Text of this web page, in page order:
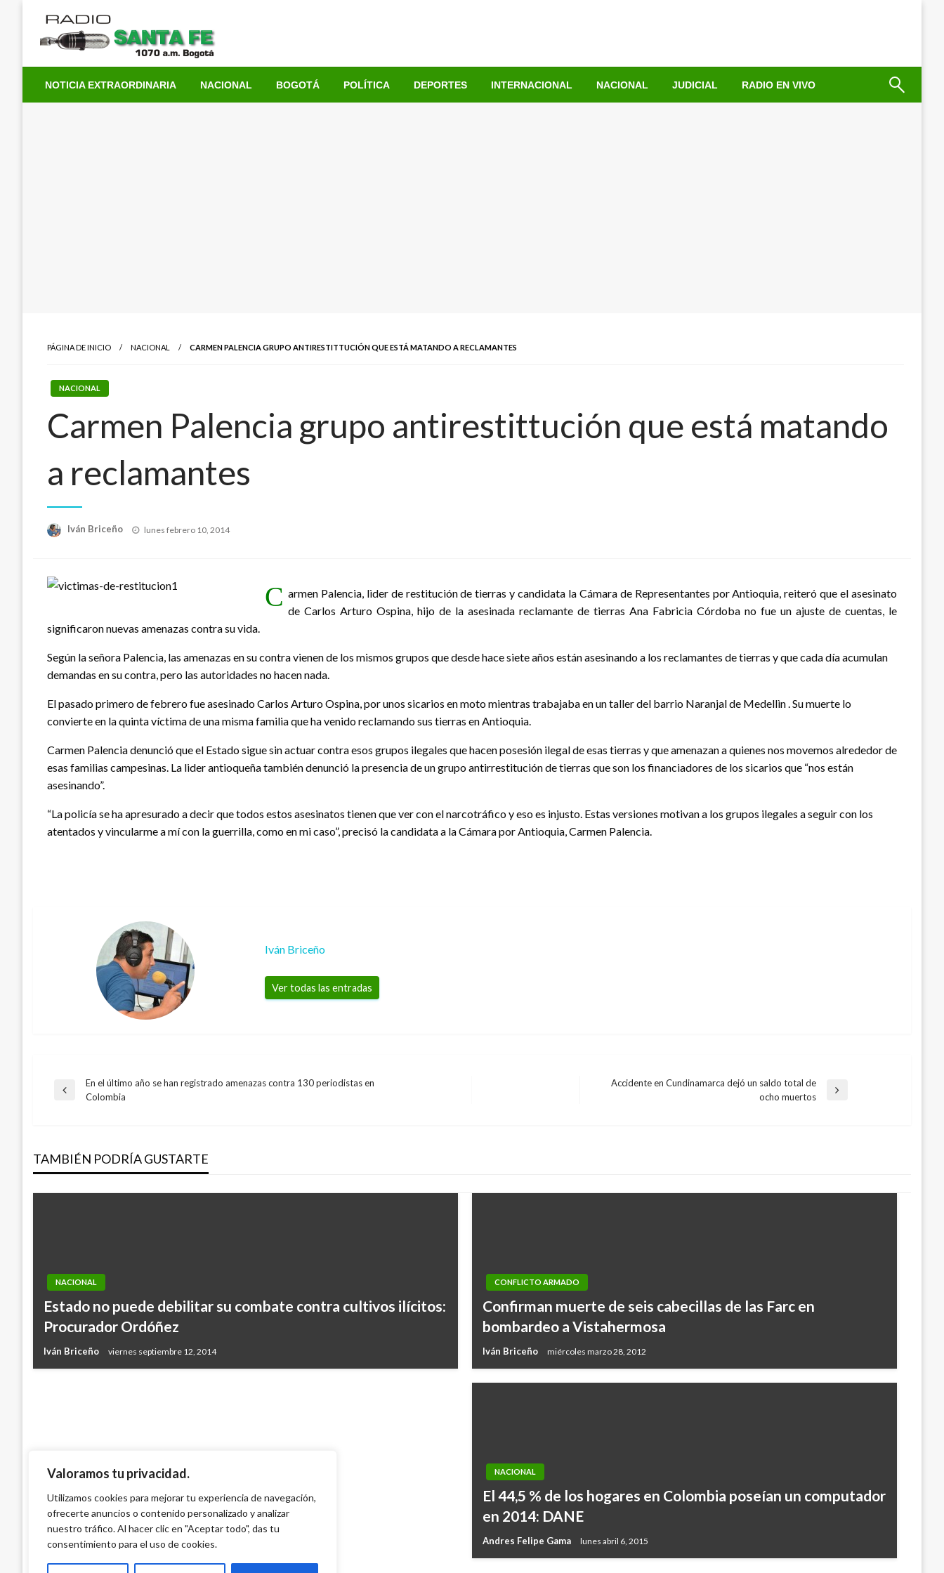
Valoramos tu privacidad.
Utilizamos cookies para mejorar tu experiencia de navegación,
ofrecerte anuncios o contenido personalizado y analizar
nuestro tráfico. Al hacer clic en "Aceptar todo", das tu
consentimiento para el uso de cookies.
contenido
NOTICIA EXTRAORDINARIA NACIONAL BOGOTÁ POLÍTICA DEPORTES INTERNACIONAL NACIONAL JUDICIAL RADIO EN VIVO
PÁGINA DE INICIO NACIONAL CARMEN PALENCIA GRUPO ANTIRESTITTUCIÓN QUE ESTÁ MATANDO A RECLAMANTES
NACIONAL
Carmen Palencia grupo antirestittución que está matando
a reclamantes
Iván Briceño
Publicado
lunes febrero 10, 2014
C armen Palencia, lìder de restitución de tierras y candidata la Cámara de Representantes por Antioquia, reiteró que el asesinato
de Carlos Arturo Ospina, hijo de la asesinada reclamante de tierras Ana Fabricia Córdoba no fue un ajuste de cuentas, le
significaron nuevas amenazas contra su vida.
Según la señora Palencia, las amenazas en su contra vienen de los mismos grupos que desde hace siete años están asesinando a los reclamantes de tierras y que cada día acumulan
demandas en su contra, pero las autoridades no hacen nada.
El pasado primero de febrero fue asesinado Carlos Arturo Ospina, por unos sicarios en moto mientras trabajaba en un taller del barrio Naranjal de Medellìn . Su muerte lo
convierte en la quinta víctima de una misma familia que ha venido reclamando sus tierras en Antioquia.
Carmen Palencia denunció que el Estado sigue sin actuar contra esos grupos ilegales que hacen posesión ilegal de esas tierras y que amenazan a quienes nos movemos alrededor de
esas familias campesinas. La lider antioqueña también denunció la presencia de un grupo antirrestitución de tierras que son los financiadores de los sicarios que “nos están
asesinando”.
“La policía se ha apresurado a decir que todos estos asesinatos tienen que ver con el narcotráfico y eso es injusto. Estas versiones motivan a los grupos ilegales a seguir con los
atentados y vincularme a mí con la guerrilla, como en mi caso”, precisó la candidata a la Cámara por Antioquia, Carmen Palencia.
Iván Briceño
Ver todas las entradas
Navegación
entradas
Entrada
En el último año se han registrado amenazas contra 130 periodistas en
Colombia
Accidente en Cundinamarca dejó un saldo total de
ocho muertos
TAMBIÉN PODRÍA GUSTARTE
NACIONAL
Estado no puede debilitar su combate contra cultivos ilícitos:
Procurador Ordóñez
Iván Briceño viernes septiembre 12, 2014
CONFLICTO ARMADO
Confirman muerte de seis cabecillas de las Farc en
bombardeo a Vistahermosa
Iván Briceño miércoles marzo 28, 2012
Gobierno asegura que no contempla la fumigación aérea de
NACIONAL
El 44,5 % de los hogares en Colombia poseían un computador
en 2014: DANE
Andres Felipe Gama lunes abril 6, 2015